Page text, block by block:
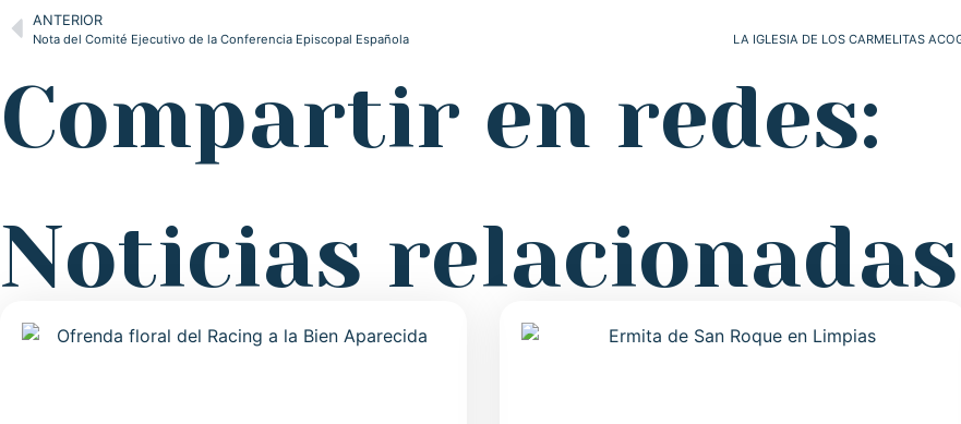
ANTERIOR
Nota del Comité Ejecutivo de la Conferencia Episcopal Española
Compartir en redes:
Noticias relacionadas